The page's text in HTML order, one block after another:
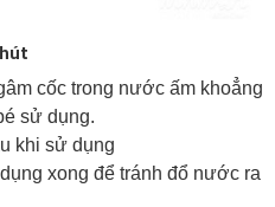
cốc trong nước ấm khoẳng
sử dụng.
khi sử dụng
xong để tránh đổ nước ra